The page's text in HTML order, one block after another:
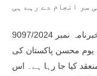
سر انجام دے رہے ہی
نمبر 9097/2024
میں یوم محسن پاکستان کی
کیا جا رہا ہے۔ اس